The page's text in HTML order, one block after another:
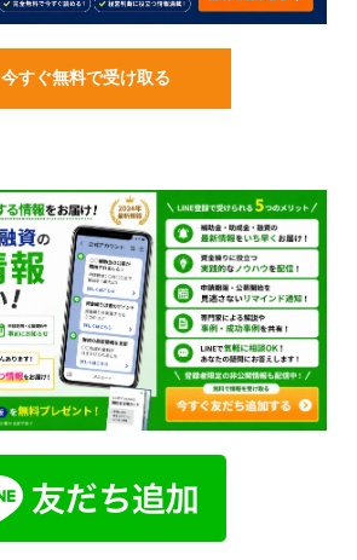
今すぐ無料で受け取る